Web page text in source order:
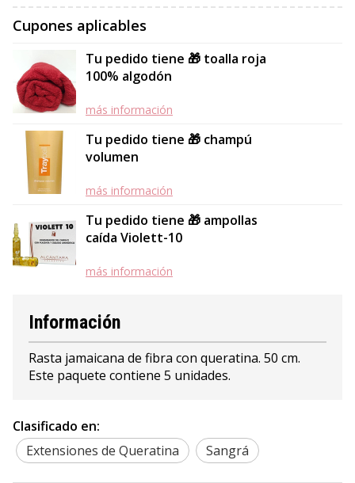
Cupones aplicables
Tu pedido tiene 🎁 toalla roja
100% algodón
más información
Tu pedido tiene 🎁 champú
volumen
más información
Tu pedido tiene 🎁 ampollas
caída Violett-10
más información
Información
Rasta jamaicana de fibra con queratina. 50 cm.
Este paquete contiene 5 unidades.
Clasificado en:
Extensiones de Queratina
Sangrá